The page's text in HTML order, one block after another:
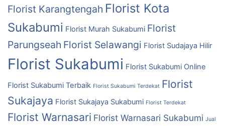
Florist Karangtengah Florist Kota
Sukabumi Florist Murah Sukabumi Florist
Parungseah Florist Selawangi Florist Sudajaya Hilir
Florist Sukabumi Florist Sukabumi Online
Florist Sukabumi Terbaik Florist Sukabumi Terdekat Florist
Sukajaya Florist Sukajaya Sukabumi Florist Terdekat
Florist Warnasari Florist Warnasari Sukabumi Jual